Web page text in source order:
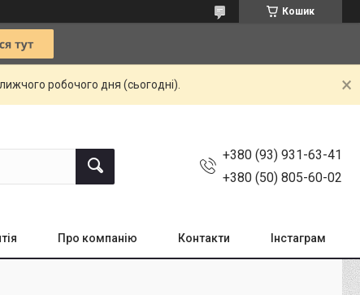
Кошик
робочого дня (сьогодні).
+380 (93) 931-63-41
+380 (50) 805-60-02
Про компанію Контакти Інстаграм